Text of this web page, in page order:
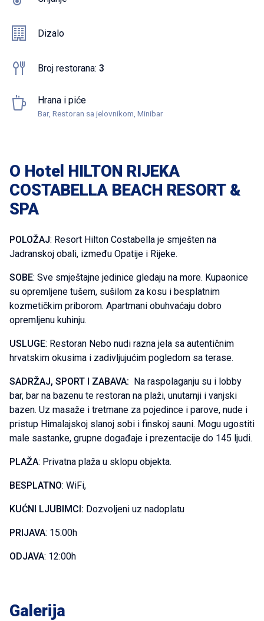
Dizalo
Broj restorana: 3
Hrana i piće
Bar, Restoran sa jelovnikom, Minibar
O Hotel HILTON RIJEKA
COSTABELLA BEACH RESORT &
SPA
POLOŽAJ: Resort Hilton Costabella je smješten na
Jadranskoj obali, između Opatije i Rijeke.
SOBE: Sve smještajne jedinice gledaju na more. Kupaonice
su opremljene tušem, sušilom za kosu i besplatnim
kozmetičkim priborom. Apartmani obuhvaćaju dobro
opremljenu kuhinju.
USLUGE: Restoran Nebo nudi razna jela sa autentičnim
hrvatskim okusima i zadivljujućim pogledom sa terase.
SADRŽAJ, SPORT I ZABAVA: Na raspolaganju su i lobby
bar, bar na bazenu te restoran na plaži, unutarnji i vanjski
bazen. Uz masaže i tretmane za pojedince i parove, nude i
pristup Himalajskoj slanoj sobi i finskoj sauni. Mogu ugostiti
male sastanke, grupne događaje i prezentacije do 145 ljudi.
PLAŽA: Privatna plaža u sklopu objekta.
BESPLATNO: WiFi,
KUĆNI LJUBIMCI: Dozvoljeni uz nadoplatu
PRIJAVA: 15:00h
ODJAVA: 12:00h
Galerija